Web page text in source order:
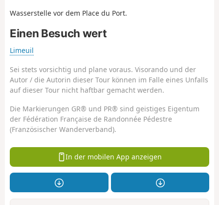
Wasserstelle vor dem Place du Port.
Einen Besuch wert
Limeuil
Sei stets vorsichtig und plane voraus. Visorando und der
Autor / die Autorin dieser Tour können im Falle eines Unfalls
auf dieser Tour nicht haftbar gemacht werden.
Die Markierungen GR® und PR® sind geistiges Eigentum
der Fédération Française de Randonnée Pédestre
(Französischer Wanderverband).
In der mobilen App anzeigen